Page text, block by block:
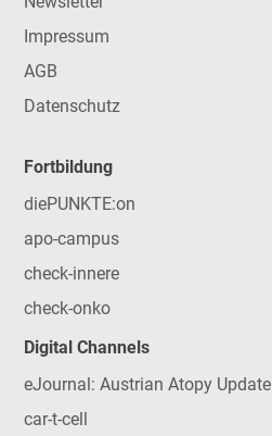
Impressum
AGB
Datenschutz
Fortbildung
diePUNKTE:on
apo-campus
check-innere
check-onko
Digital Channels
eJournal: Austrian Atopy Update
car-t-cell